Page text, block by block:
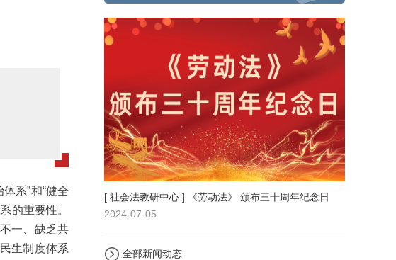
系”和“健全
的重要性。
一、缺乏共
生制度体系
[ 社会法教研中心 ] 《劳动法》 颁布三十周年纪念日
2024-07-05
全部新闻动态